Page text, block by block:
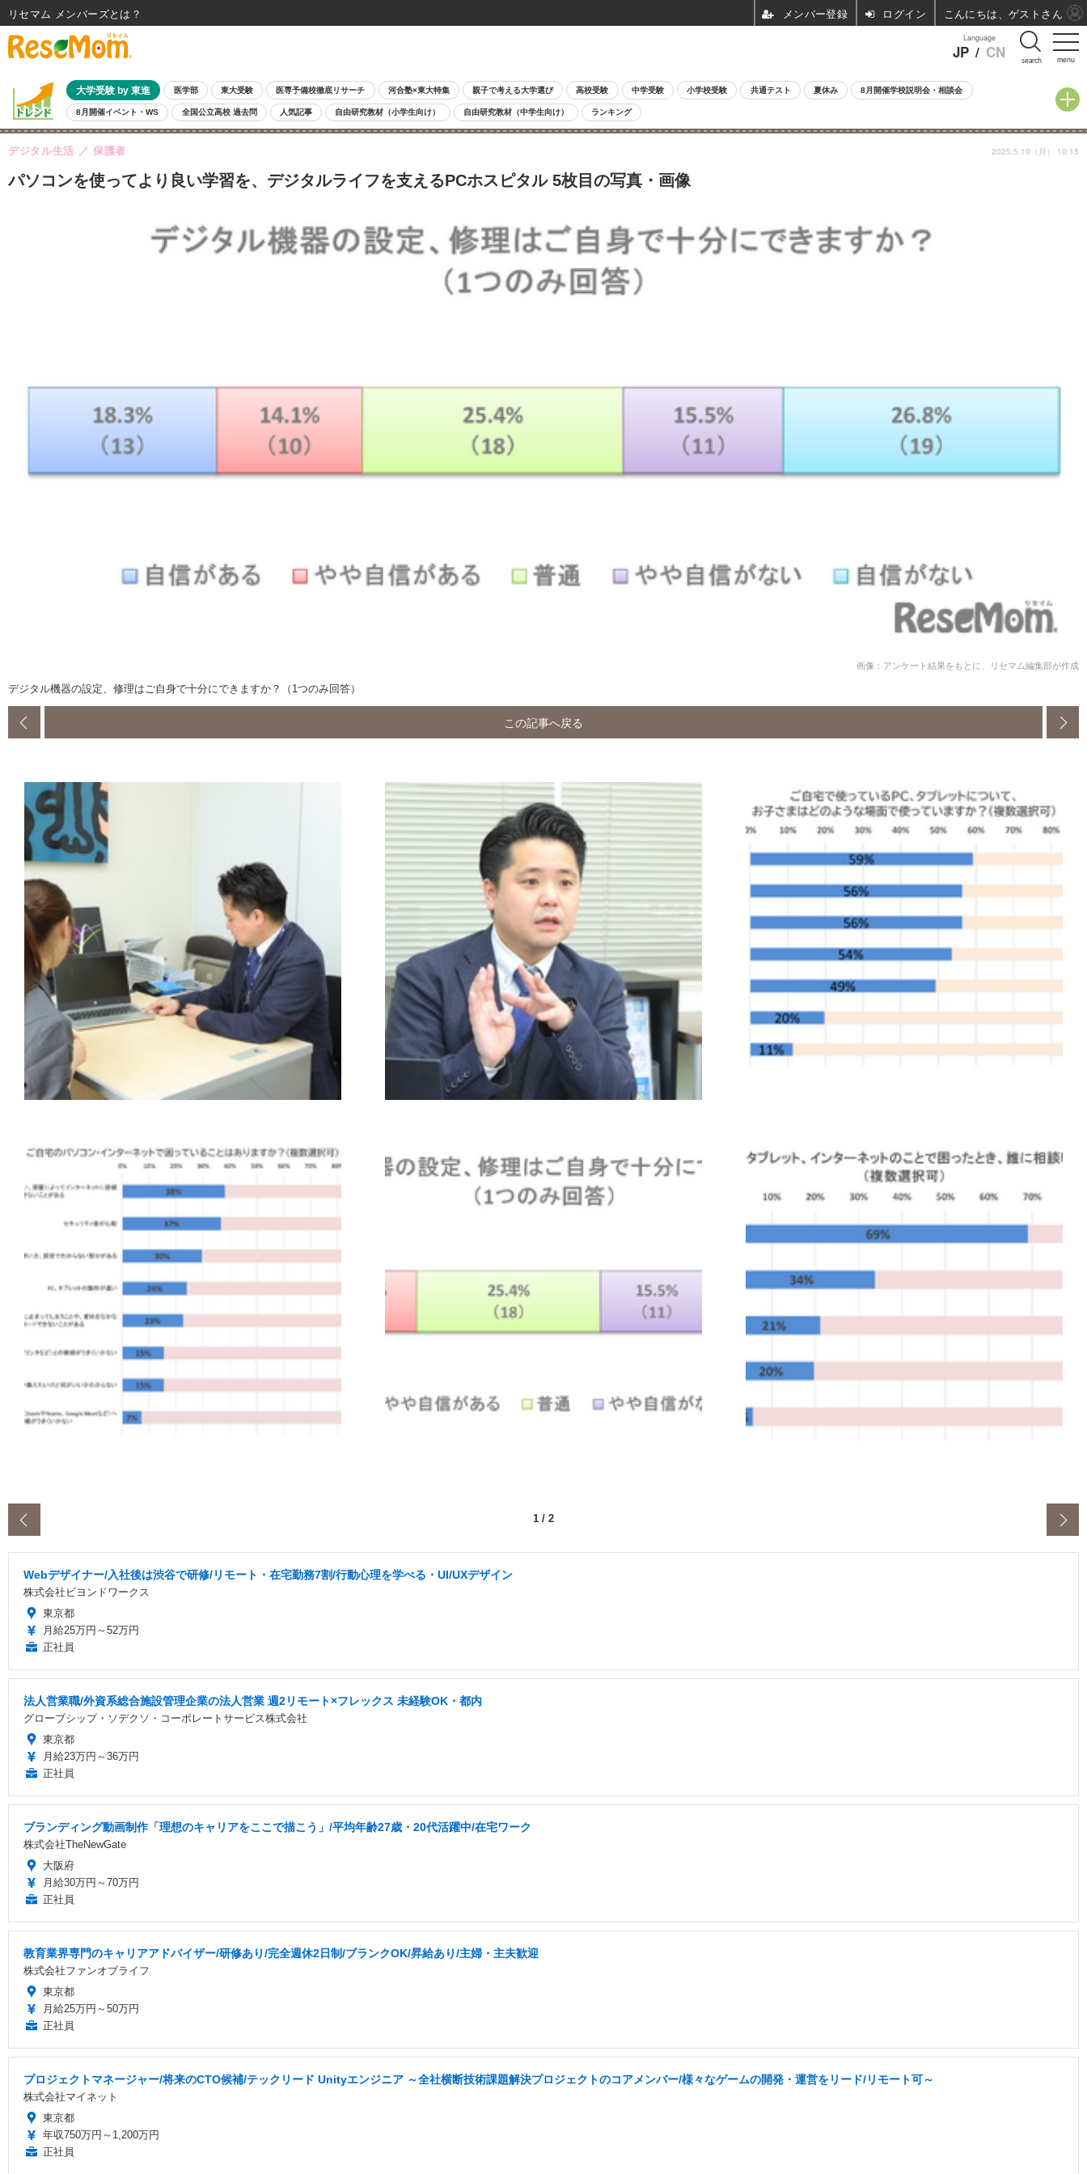
menu
Language
JP / CN search
大学受験 by 東進 医学部 東大受験 医専予備校徹底リサーチ 河合塾×東大特集 親子で考える大学選び 高校受験 中学受験 小学校受験 共通テスト 夏休み 8月開催学校説明会・相談会
8月開催イベント・WS 全国公立高校 過去問 人気記事 自由研究教材（小学生向け） 自由研究教材（中学生向け） ランキング
パソコンを使ってより良い学習を、デジタルライフを支えるPCホスピタル 5枚目の写真・画像
デジタル生活 保護者 2025.5.19（月） 10:15
画像：アンケート結果をもとに、リセマム編集部が作成
デジタル機器の設定、修理はご自身で十分にできますか？（1つのみ回答）
この記事へ戻る
1 / 2
Webデザイナー/入社後は渋谷で研修/リモート・在宅勤務7割/行動心理を学べる・UI/UXデザイン
株式会社ビヨンドワークス
東京都
月給25万円～52万円
正社員
法人営業職/外資系総合施設管理企業の法人営業 週2リモート×フレックス 未経験OK・都内
グローブシップ・ソデクソ・コーポレートサービス株式会社
東京都
月給23万円～36万円
正社員
ブランディング動画制作「理想のキャリアをここで描こう」/平均年齢27歳・20代活躍中/在宅ワーク
株式会社TheNewGate
大阪府
月給30万円～70万円
正社員
教育業界専門のキャリアアドバイザー/研修あり/完全週休2日制/ブランクOK/昇給あり/主婦・主夫歓迎
株式会社ファンオブライフ
東京都
月給25万円～50万円
正社員
プロジェクトマネージャー/将来のCTO候補/テックリード Unityエンジニア ～全社横断技術課題解決プロジェクトのコアメンバー/様々なゲームの開発・運営をリード/リモート可～
株式会社マイネット
東京都
年収750万円～1,200万円
正社員
リセマム メンバーズ ログイン こんにちは、ゲストさん